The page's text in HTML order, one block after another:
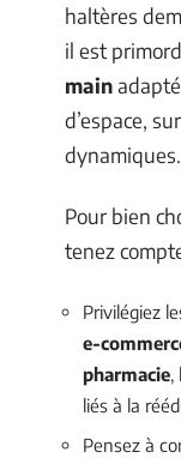
haltères
il est
main
d’espace,
dynamiques.
Pour bien
tenez
Privilégiez
e-
pharmacie,
liés à la
Pensez à